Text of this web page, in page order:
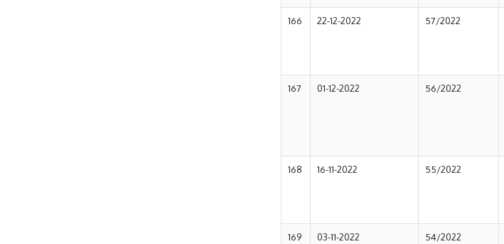
166 22-12-2022 57/2022
167 01-12-2022 56/2022
168 16-11-2022 55/2022
169 03-11-2022 54/2022